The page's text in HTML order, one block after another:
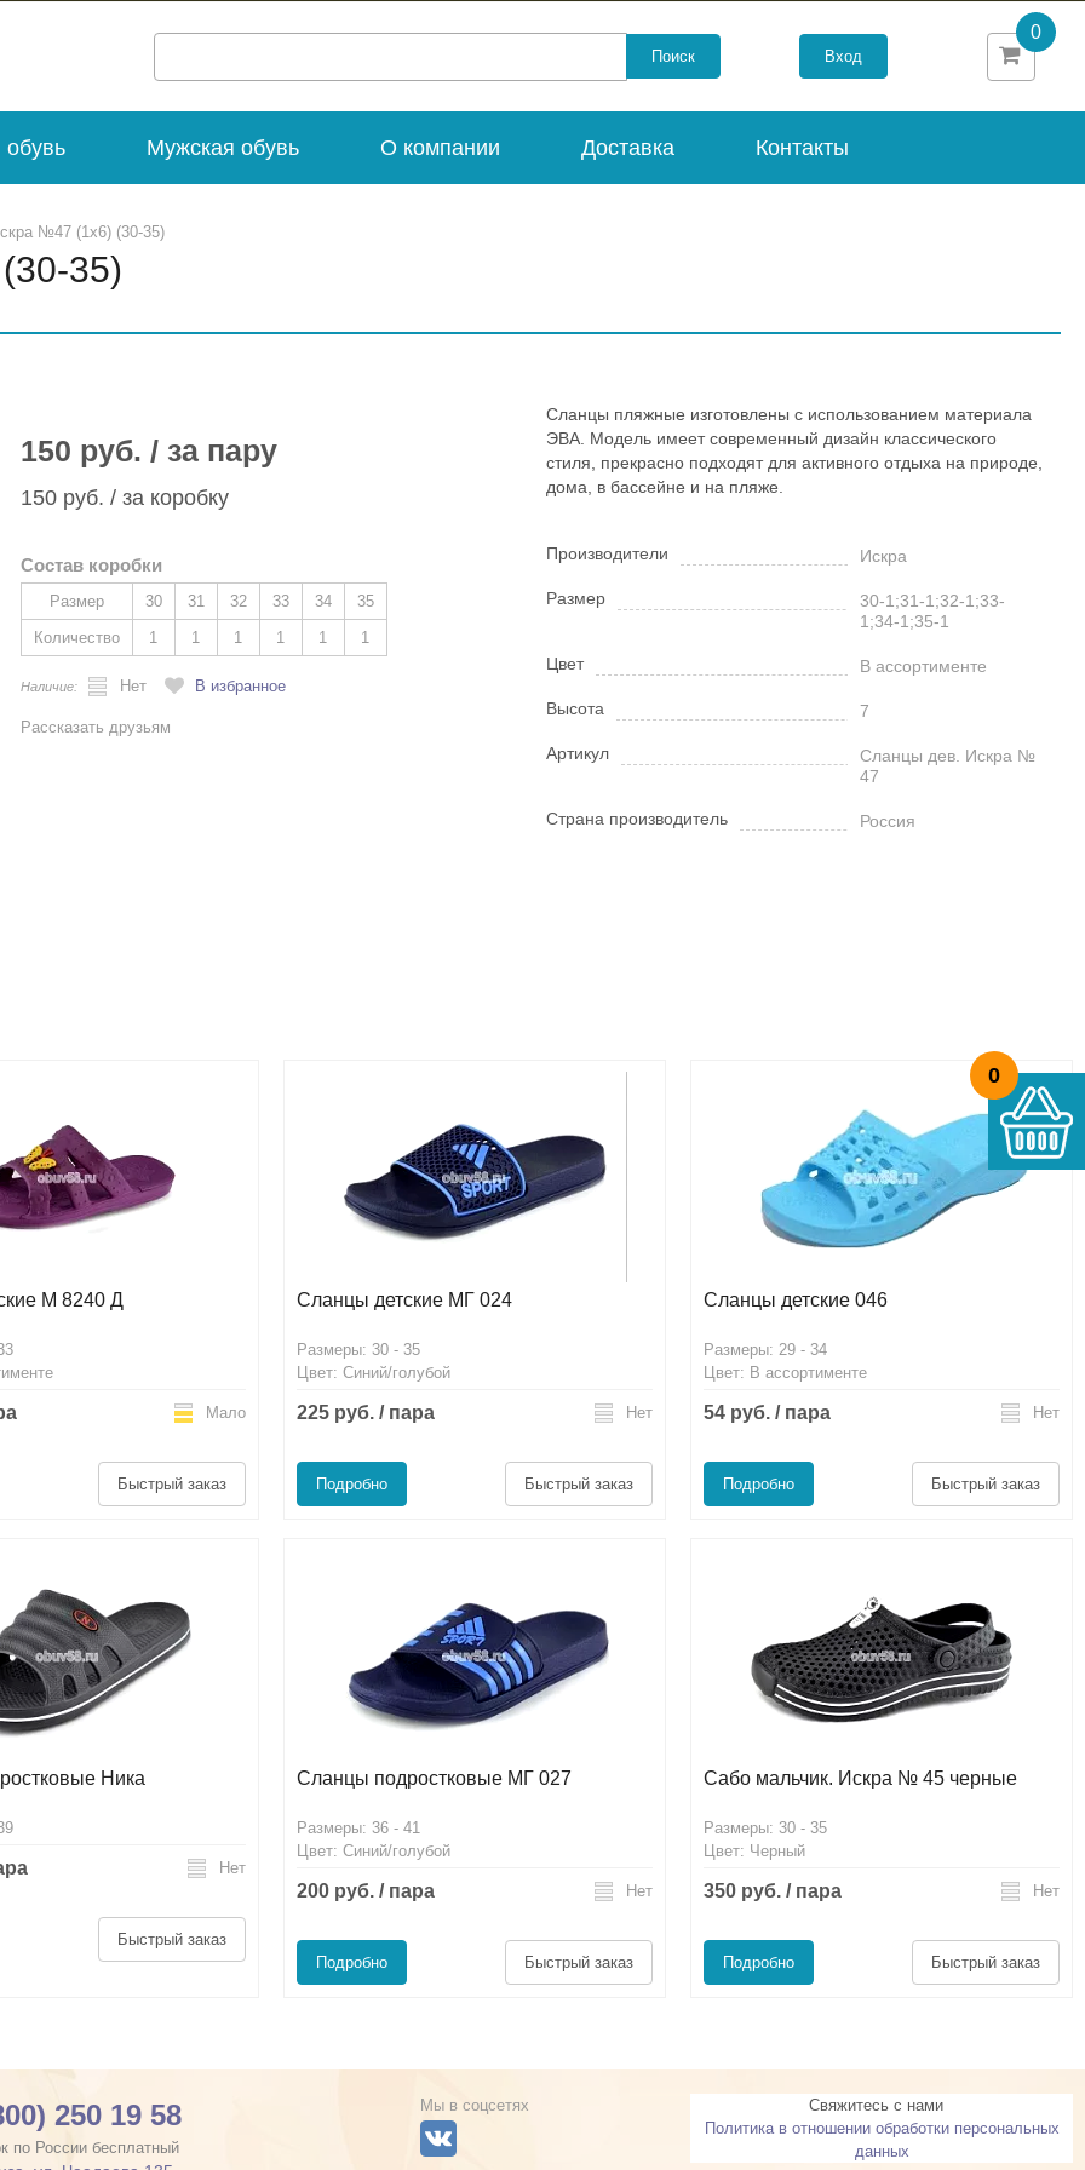
0
Вход
0
Мужская обувь О компании Доставка Контакты
№47 (1х6) (30-35)
35)
150 руб. / за пару
150 руб. / за коробку
Состав коробки
Размер 30 31 32 33 34
35
Количество
1 1 1 1 1 1
Наличие: Нет В избранное
Рассказать друзьям
Сланцы пляжные изготовлены с использованием материала
ЭВА. Модель имеет современный дизайн классического
стиля, прекрасно подходят для активного отдыха на природе,
дома, в бассейне и на пляже.
Производители Искра
Размер
30-1;31-1;32-1;33-
1;34-1;35-1
Цвет В ассортименте
Высота 7
Артикул
Сланцы дев. Искра №
47
Страна производитель Россия
М 8240 Д
Мало
Быстрый заказ
Сланцы детские МГ 024
Размеры: 30 - 35
Цвет: Синий/голубой
225 руб. / пара Нет
Подробно Быстрый заказ
Сланцы детские 046
Размеры: 29 - 34
Цвет: В ассортименте
54 руб. / пара Нет
Подробно Быстрый заказ
Ника
Нет
Быстрый заказ
Сланцы подростковые МГ 027
Размеры: 36 - 41
Цвет: Синий/голубой
200 руб. / пара Нет
Подробно Быстрый заказ
Сабо мальчик. Искра № 45 черные
Размеры: 30 - 35
Цвет: Черный
350 руб. / пара Нет
Подробно Быстрый заказ
250 19 58
по России бесплатный
Мы в соцсетях
Свяжитесь с нами
Политика в отношении обработки персональных
данных